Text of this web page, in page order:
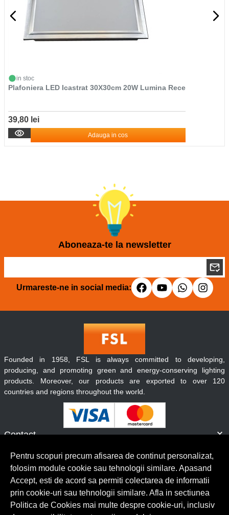
in stoc
Plafoniera LED Icastrat 30X30cm 20W Lumina Rece
39,80 lei
Adauga in cos
Aboneaza-te la newsletter
Urmareste-ne in social media:
Contact
Servicii clienti
Founded in 1958, FSL is always committed to developing,
producing, and promoting green and energy-conserving lighting
products. Moreover, our products are exported to over 120
countries and regions throughout the world.
© Copyright 2026 Lumilux. Toate drepturile rezervate.
Pentru scopuri precum afisarea de continut personalizat,
folosim module cookie sau tehnologii similare. Apasand
Accept, esti de acord sa permiti colectarea de informatii
prin cookie-uri sau tehnologii similare. Afla in sectiunea
Politica de Cookies mai multe despre cookie-uri, inclusiv